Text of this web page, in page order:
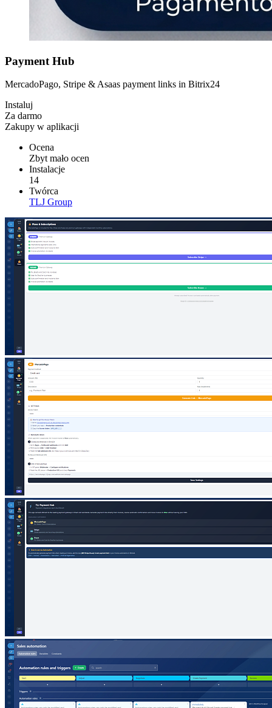
Payment Hub
MercadoPago, Stripe & Asaas payment links in Bitrix24
Instaluj
Za darmo
Zakupy w aplikacji
Ocena
Zbyt mało ocen
Instalacje
14
Twórca
TLJ Group